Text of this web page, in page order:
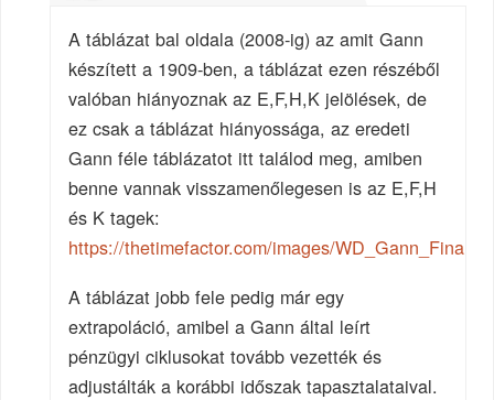
A táblázat bal oldala (2008-ig) az amit Gann
készített a 1909-ben, a táblázat ezen részéből
valóban hiányoznak az E,F,H,K jelölések, de
ez csak a táblázat hiányossága, az eredeti
Gann féle táblázatot itt találod meg, amiben
benne vannak visszamenőlegesen is az E,F,H
és K tagek:
https://thetimefactor.com/images/
A táblázat jobb fele pedig már egy
extrapoláció, amibel a Gann által leírt
pénzügyi ciklusokat tovább vezették és
adjustálták a korábbi időszak tapasztalataival.